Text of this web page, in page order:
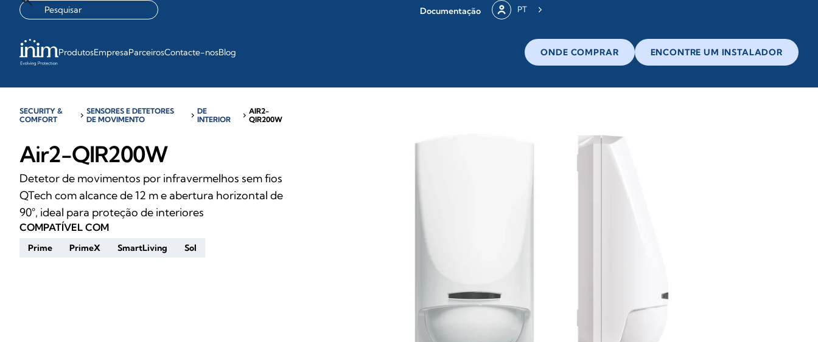
Documentação PT
ProdutosEmpresaParceirosContacte-nosBlog ONDE COMPRAR ENCONTRE UM INSTALADOR
SECURITY &
COMFORT
chevron_rightSENSORES E DETETORES
DE MOVIMENTO
chevron_right DE
INTERIOR
chevron_right AIR2-
QIR200W
Air2-QIR200W
Detetor de movimentos por infravermelhos sem fios
QTech com alcance de 12 m e abertura horizontal de
90°, ideal para proteção de interiores
COMPATÍVEL COM
Prime PrimeX SmartLiving Sol